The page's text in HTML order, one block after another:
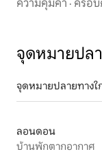
ความคุ้มค่า · ครอบ
จุดหมายปล
จุดหมายปลายทางใ
ลอนดอน
บ้านพักตากอากาศ